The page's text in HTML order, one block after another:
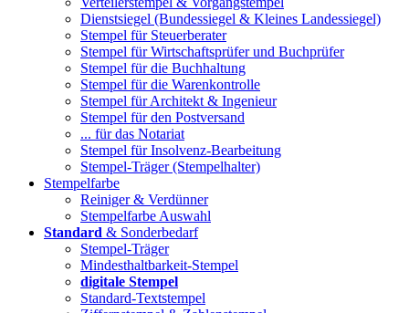
Dienstsiegel (Bundessiegel & Kleines Landessiegel)
Stempel für Steuerberater
Stempel für Wirtschaftsprüfer und Buchprüfer
Stempel für die Buchhaltung
Stempel für die Warenkontrolle
Stempel für Architekt & Ingenieur
Stempel für den Postversand
... für das Notariat
Stempel für Insolvenz-Bearbeitung
Stempel-Träger (Stempelhalter)
Stempelfarbe
Reiniger & Verdünner
Stempelfarbe Auswahl
Standard & Sonderbedarf
Stempel-Träger
Mindesthaltbarkeit-Stempel
digitale Stempel
Standard-Textstempel